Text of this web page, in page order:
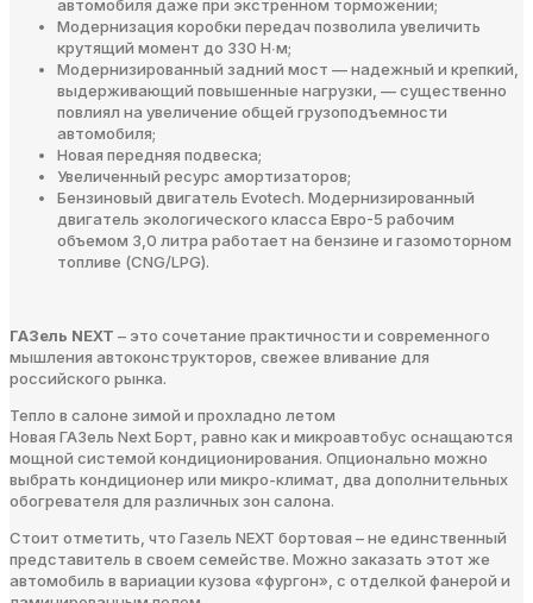
автомобиля даже при экстренном торможении;
Модернизация коробки передач позволила увеличить
крутящий момент до 330 Н∙м;
Модернизированный задний мост — надежный и крепкий,
выдерживающий повышенные нагрузки, — существенно
повлиял на увеличение общей грузоподъемности
автомобиля;
Новая передняя подвеска;
Увеличенный ресурс амортизаторов;
Бензиновый двигатель Evotech. Модернизированный
двигатель экологического класса Евро-5 рабочим
объемом 3,0 литра работает на бензине и газомоторном
топливе (CNG/LPG).
ГАЗель NEXT – это сочетание практичности и современного
мышления автоконструкторов, свежее вливание для
российского рынка.
Тепло в салоне зимой и прохладно летом
Новая ГАЗель Next Борт, равно как и микроавтобус оснащаются
мощной системой кондиционирования. Опционально можно
выбрать кондиционер или микро-климат, два дополнительных
обогревателя для различных зон салона.
Стоит отметить, что Газель NEXT бортовая – не единственный
представитель в своем семействе. Можно заказать этот же
автомобиль в вариации кузова «фургон», с отделкой фанерой и